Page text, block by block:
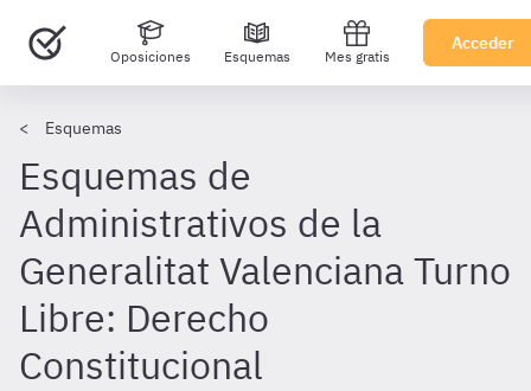
Oposiciones Esquemas Mes gratis
Acceder
Esquemas
Esquemas de
Administrativos de la
Generalitat Valenciana Turno
Libre: Derecho
Constitucional